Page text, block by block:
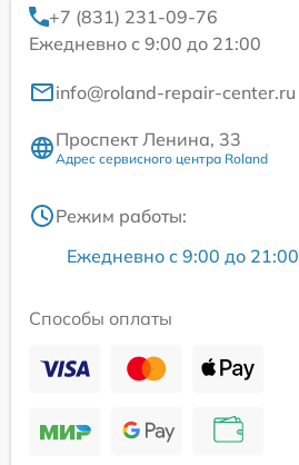
+7 (831) 231-09-76
Ежедневно с 9:00 до 21:00
info@roland-repair-center.ru
Проспект Ленина, 33
Адрес сервисного центра Roland
Режим работы:
Ежедневно с 9:00 до 21:00
Способы оплаты